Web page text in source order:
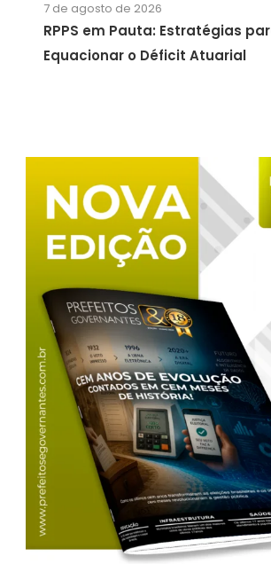
7 de agosto de 2026
RPPS em Pauta: Estratégias
Equacionar o Déficit Atuarial